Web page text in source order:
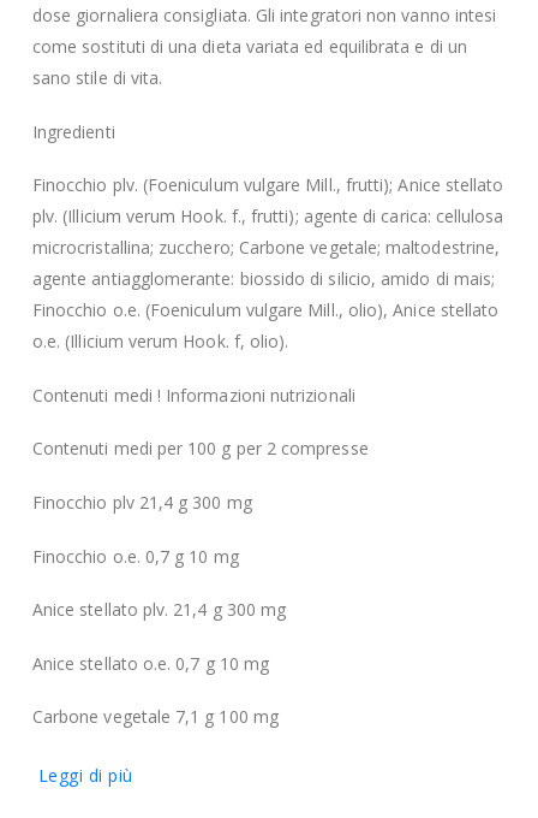
dose giornaliera consigliata. Gli integratori non vanno intesi
come sostituti di una dieta variata ed equilibrata e di un
sano stile di vita.
Ingredienti
Finocchio plv. (Foeniculum vulgare Mill., frutti); Anice stellato
plv. (Illicium verum Hook. f., frutti); agente di carica: cellulosa
microcristallina; zucchero; Carbone vegetale; maltodestrine,
agente antiagglomerante: biossido di silicio, amido di mais;
Finocchio o.e. (Foeniculum vulgare Mill., olio), Anice stellato
o.e. (Illicium verum Hook. f, olio).
Contenuti medi ! Informazioni nutrizionali
Contenuti medi per 100 g per 2 compresse
Finocchio plv 21,4 g 300 mg
Finocchio o.e. 0,7 g 10 mg
Anice stellato plv. 21,4 g 300 mg
Anice stellato o.e. 0,7 g 10 mg
Carbone vegetale 7,1 g 100 mg
Leggi di più